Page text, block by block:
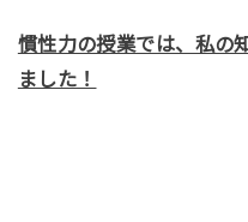
慣性力の授業では、私の
ました！